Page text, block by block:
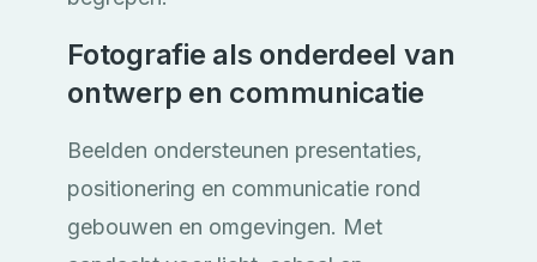
Fotografie als onderdeel van
ontwerp en communicatie
Beelden ondersteunen presentaties,
positionering en communicatie rond
gebouwen en omgevingen. Met